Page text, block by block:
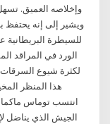
وإخلاصه العميق.
للسيطرة البريطانية
الورد في المراقد
لكثرة شيوع
هذا المنظر
انتسب توماس
الجيش الذي يناضل